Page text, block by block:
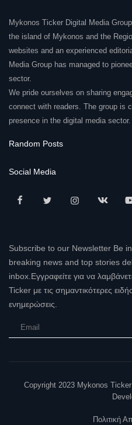
Mykonos Ticker Digital Media
the island of Mykonos and the
websites and an experienced
Media Group has managed to
sector.
We pride ourselves on sharing
connect with readers. The group is
presence in the digital media sector.
Random Posts
Social Media
Subscribe to our Newsletter Be
breaking news and top stories
inbox.Εγγραφείτε για να
Ticker με τις σημαντικότερες
ενημερώσεις.
Copyright 2023 Mykonos
Πολιτική